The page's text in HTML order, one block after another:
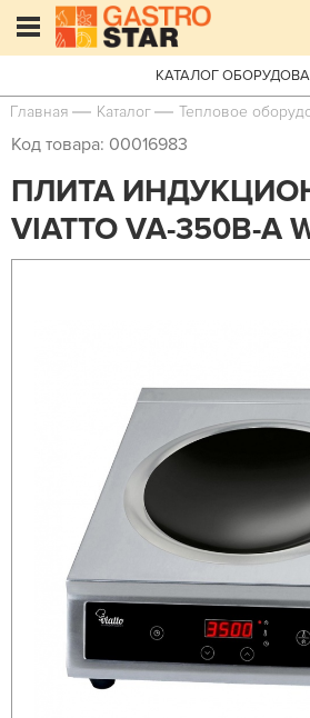
КАТАЛОГ
Главная Каталог Тепловое
Код товара: 00016983
ПЛИТА
VIATTO VA-350B-A